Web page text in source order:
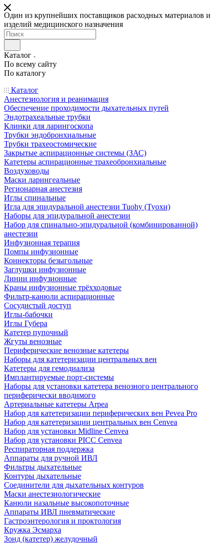
Один из крупнейших поставщиков расходных материалов и
изделий медицинского назначения
Каталог
По всему сайту
По каталогу
Каталог
Анестезиология и реанимация
Обеспечение проходимости дыхательных путей
Эндотрахеальные трубки
Клинки для ларингоскопа
Трубки эндобронхиальные
Трубки трахеостомические
Закрытые аспирационные системы (ЗАС)
Катетеры аспирационные трахеобронхиальные
Воздуховоды
Маски ларингеальные
Регионарная анестезия
Иглы спинальные
Игла для эпидуральной анестезии Tuohy (Туохи)
Наборы для эпидуральной анестезии
Набор для спинально-эпидуральной (комбинированной)
анестезии
Инфузионная терапия
Помпы инфузионные
Коннекторы безыгольные
Заглушки инфузионные
Линии инфузионные
Краны инфузионные трёхходовые
Фильтр-канюли аспирационные
Сосудистый доступ
Иглы-бабочки
Иглы Губера
Катетер пупочный
Жгуты венозные
Периферические венозные катетеры
Наборы для катетеризации центральных вен
Катетеры для гемодиализа
Имплантируемые порт‑системы
Наборы для установки катетера венозного центрального
периферически вводимого
Артериальные катетеры Arpea
Набор для катетеризации периферических вен Pevea Pro
Набор для катетеризации центральных вен Cenvea
Набор для установки Midline Cenvea
Набор для установки PICC Cenvea
Респираторная поддержка
Аппараты для ручной ИВЛ
Фильтры дыхательные
Контуры дыхательные
Соединители для дыхательных контуров
Маски анестезиологические
Канюли назальные высокопоточные
Аппараты ИВЛ пневматические
Гастроэнтерология и проктология
Кружка Эсмарха
Зонд (катетер) желудочный